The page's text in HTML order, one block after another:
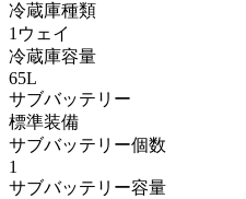
冷蔵庫種類
1ウェイ
冷蔵庫容量
65L
サブバッテリー
標準装備
サブバッテリー個数
1
サブバッテリー容量